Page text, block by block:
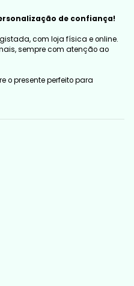
de confiança!
com loja física e online.
sempre com atenção ao
o presente perfeito para